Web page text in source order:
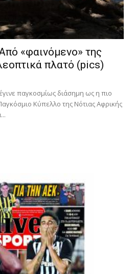
«φαινόμενο» της
πλατό (pics)
παγκοσμίως διάσημη ως η πιο
Κύπελλο της Νότιας Αφρικής